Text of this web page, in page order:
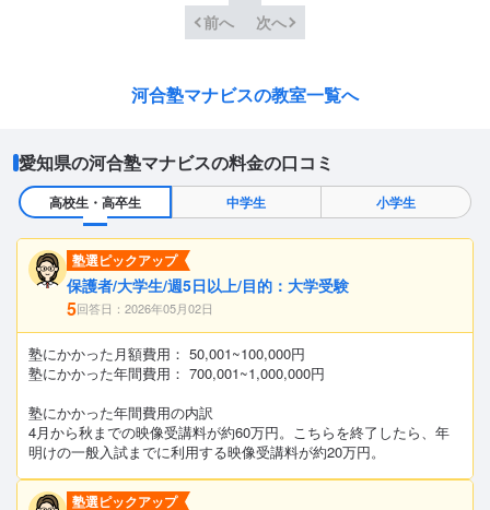
前へ
次へ
河合塾マナビスの教室一覧へ
愛知県の河合塾マナビスの料金の口コミ
高校生・高卒生 中学生 小学生
塾選ピックアップ
保護者/大学生/週5日以上/目的：大学受験
5回答日：2026年05月02日
塾にかかった月額費用： 50,001~100,000円
塾にかかった年間費用： 700,001~1,000,000円
塾にかかった年間費用の内訳
4月から秋までの映像受講料が約60万円。こちらを終了したら、年
明けの一般入試までに利用する映像受講料が約20万円。
塾選ピックアップ